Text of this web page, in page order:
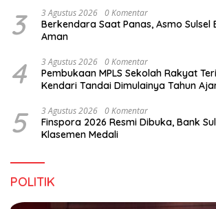
3 3 Agustus 2026 0 Komentar
Berkendara Saat Panas, Asmo Sulsel
Aman
4 3 Agustus 2026 0 Komentar
Pembukaan MPLS Sekolah Rakyat
Kendari Tandai Dimulainya Tahun
5 3 Agustus 2026 0 Komentar
Finspora 2026 Resmi Dibuka, Bank
Klasemen Medali
POLITIK